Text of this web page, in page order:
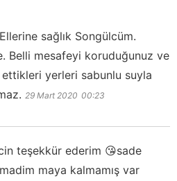
Ellerine sağlık Songülcüm.
Belli mesafeyi koruduğunuz ve
yerleri sabunlu suyla
29 Mart 2020 00:23
teşekkür ederim 😘sade
maya kalmamış var